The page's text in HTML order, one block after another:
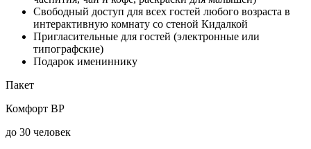
Свободный доступ для всех гостей любого возраста в
интерактивную комнату со стеной Кидалкой
Пригласительные для гостей (электронные или
типографские)
Подарок имениннику
Пакет
Комфорт ВР
до 30 человек